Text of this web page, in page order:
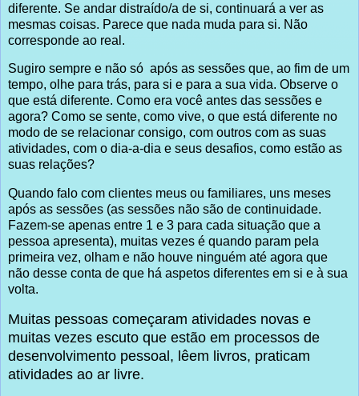
diferente. Se andar distraído/a de si, continuará a ver as
mesmas coisas. Parece que nada muda para si. Não
corresponde ao real.
Sugiro sempre e não só após as sessões que, ao fim de um
tempo, olhe para trás, para si e para a sua vida. Observe o
que está diferente. Como era você antes das sessões e
agora? Como se sente, como vive, o que está diferente no
modo de se relacionar consigo, com outros com as suas
atividades, com o dia-a-dia e seus desafios, como estão as
suas relações?
Quando falo com clientes meus ou familiares, uns meses
após as sessões (as sessões não são de continuidade.
Fazem-se apenas entre 1 e 3 para cada situação que a
pessoa apresenta), muitas vezes é quando param pela
primeira vez, olham e não houve ninguém até agora que
não desse conta de que há aspetos diferentes em si e à sua
volta.
Muitas pessoas começaram atividades novas e
muitas vezes escuto que estão em processos de
desenvolvimento pessoal, lêem livros, praticam
atividades ao ar livre.